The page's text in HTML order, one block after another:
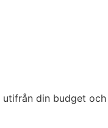
din budget